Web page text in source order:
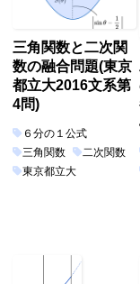
三角関数と二次関
数の融合問題(東京
都立大2016文系第
4問)
６分の１公式
三角関数
二次関数
東京都立大